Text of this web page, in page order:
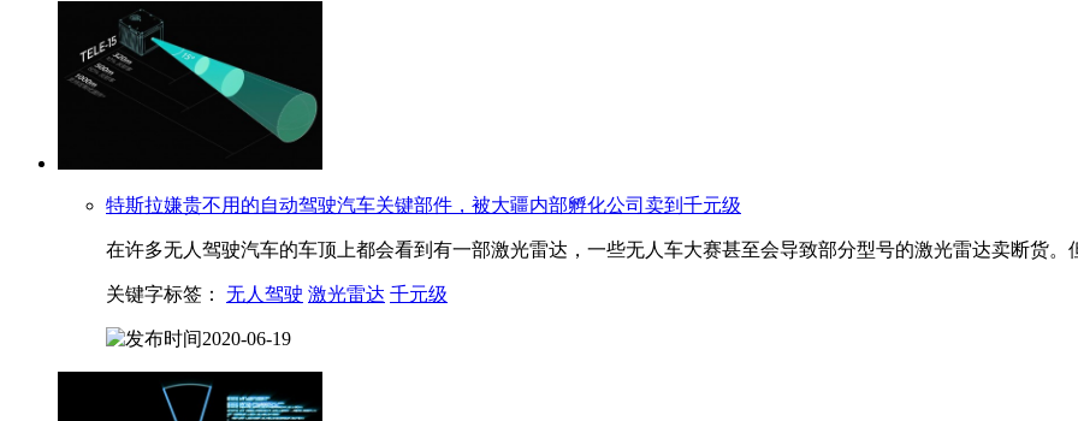
特斯拉嫌贵不用的自动驾驶汽车关键部件，被大疆内部孵化公司卖到千元级
在许多无人驾驶汽车的车顶上都会看到有一部激光雷达，一些无人车大赛甚至会导致部分型号的激光雷达卖断货。
关键字标签： 无人驾驶 激光雷达 千元级
2020-06-19